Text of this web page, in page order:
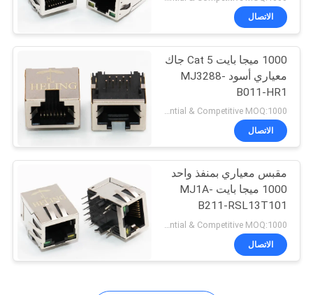
الاتصال
1000 ميجا بايت Cat 5 جاك
معياري أسود MJ3288-
B011-HR1
Preferential & Competitive MOQ:1000
الاتصال
مقبس معياري بمنفذ واحد
1000 ميجا بايت MJ1A-
B211-RSL13T101
Preferential & Competitive MOQ:1000
الاتصال